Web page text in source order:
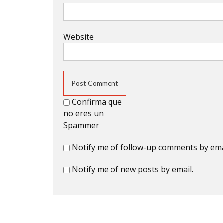
Website
Confirma que
no eres un
Spammer
Notify me of follow-up comments by
Notify me of new posts by email.